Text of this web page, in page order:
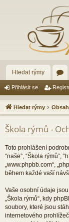
Hledat rýmy
ór
a
Přihlásit se
Hledat rýmy
Škola rýmů -
Toto prohlášení
“naše”, “Škola rýmů”,
„www.phpbb.com“,
během každé vaší
Vaše osobní údaje
„Škola rýmů“, kdy
soubory, které jsou
internetového